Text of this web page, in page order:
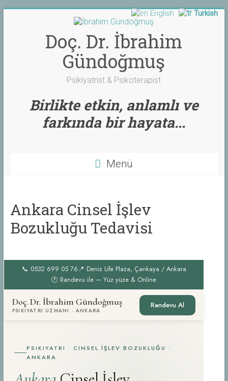
Doç. Dr. İbrahim
Gündoğmuş
Psikiyatrist & Psikoterapist
Birlikte etkin, anlamlı ve
farkında bir hayata...
Menü
Ankara Cinsel İşlev
Bozukluğu Tedavisi
English Turkish